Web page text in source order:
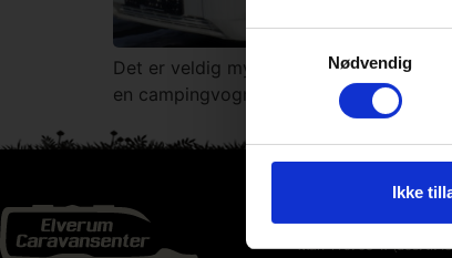
Samtykkevalg
Nødvendig
Ikke
Det er veldig mye nytt å sette seg inn i
en campingvogn før. – Alt fra
Man-Fre: 08-17 (des. til